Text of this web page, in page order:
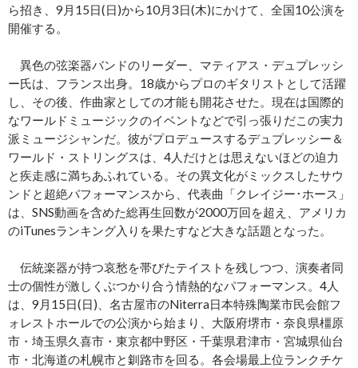
ら招き、9月15日(日)から10月3日(木)にかけて、全国10公演を
開催する。
異色の弦楽器バンドのリーダー、マティアス・デュプレッシ
ー氏は、フランス出身。18歳からプロのギタリストとして活躍
し、その後、作曲家としての才能も開花させた。現在は国際的
なワールドミュージックのイベントなどで引っ張りだこの実力
派ミュージシャンだ。彼がプロデュースするデュプレッシー＆
ワールド・ストリングスは、4人だけとは思えないほどの迫力
と疾走感に満ちあふれている。その異文化がミックスしたサウ
ンドと超絶パフォーマンスから、代表曲「クレイジー･ホース」
は、SNS動画を含めた総再生回数が2000万回を超え、アメリカ
のiTunesランキング入りを果たすなど大きな話題となった。
伝統楽器が持つ哀愁を帯びたテイストを残しつつ、演奏者同
士の個性が激しくぶつかり合う情熱的なパフォーマンス。4人
は、9月15日(日)、名古屋市のNiterra日本特殊陶業市民会館フ
ォレストホールでの公演から始まり、大阪府堺市・奈良県橿原
市・埼玉県久喜市・東京都中野区・千葉県君津市・宮城県仙台
市・北海道の札幌市と釧路市を回る。各会場最上位ランクチケ